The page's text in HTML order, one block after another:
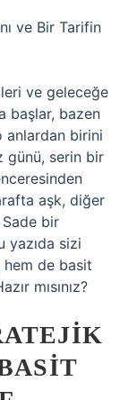
ve Bir Tarifin
ve geleceğe
başlar, bazen
anlardan birini
günü, serin bir
aşk, diğer
bir
yazıda sizi
hem de basit
mısınız?